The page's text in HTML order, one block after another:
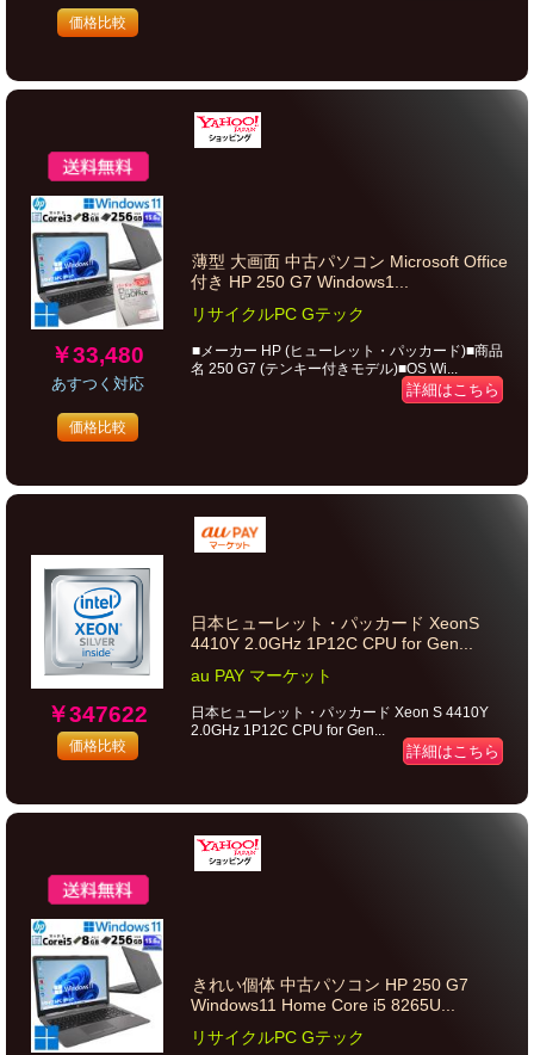
価格比較
￥33,480
あすつく対応
価格比較
薄型 大画面 中古パソコン Microsoft Office
付き HP 250 G7 Windows1...
リサイクルPC Gテック
■メーカー HP (ヒューレット・パッカード)■商品
名 250 G7 (テンキー付きモデル)■OS Wi...
詳細はこちら
￥347622
価格比較
日本ヒューレット・パッカード XeonS
4410Y 2.0GHz 1P12C CPU for Gen...
au PAY マーケット
日本ヒューレット・パッカード Xeon S 4410Y
2.0GHz 1P12C CPU for Gen...
詳細はこちら
きれい個体 中古パソコン HP 250 G7
Windows11 Home Core i5 8265U...
リサイクルPC Gテック